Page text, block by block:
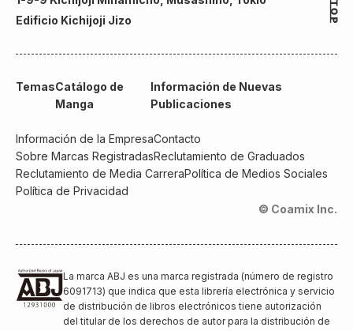
Edificio Kichijoji Jizo
TemasCatálogo de
Manga
Información de Nuevas
Publicaciones
Información de la EmpresaContacto
Sobre Marcas RegistradasReclutamiento de Graduados
Reclutamiento de Media CarreraPolítica de Medios Sociales
Política de Privacidad
© Coamix Inc.
La marca ABJ es una marca registrada (número de registro
6091713) que indica que esta librería electrónica y servicio
de distribución de libros electrónicos tiene autorización
del titular de los derechos de autor para la distribución de